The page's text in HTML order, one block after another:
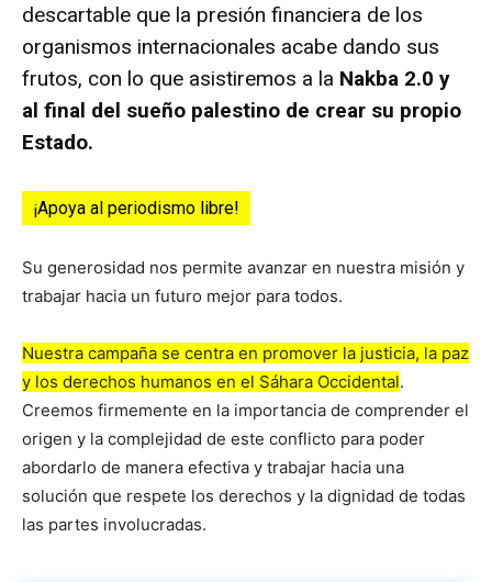
descartable que la presión financiera de los
organismos internacionales acabe dando sus
frutos, con lo que asistiremos a la Nakba 2.0 y
al final del sueño palestino de crear su propio
Estado.
¡Apoya al periodismo libre!
Su generosidad nos permite avanzar en nuestra misión y
trabajar hacia un futuro mejor para todos.
Nuestra campaña se centra en promover la justicia, la paz
y los derechos humanos en el Sáhara Occidental.
Creemos firmemente en la importancia de comprender el
origen y la complejidad de este conflicto para poder
abordarlo de manera efectiva y trabajar hacia una
solución que respete los derechos y la dignidad de todas
las partes involucradas.